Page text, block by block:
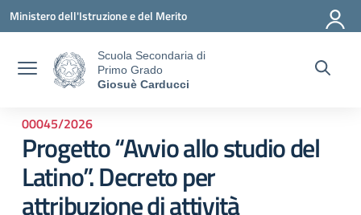
Vai ai contenuti
Vai al menu di navigazione
Vai al footer
Ministero dell'Istruzione e del Merito
Scuola Secondaria di
Primo Grado
Giosuè Carducci
00045/2026
Progetto “Avvio allo studio del
Latino”. Decreto per
attribuzione di attività